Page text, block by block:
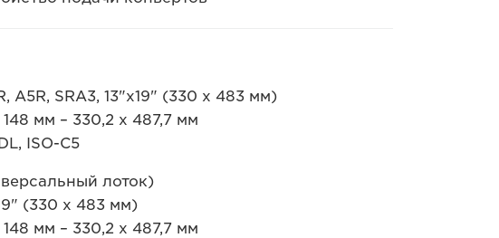
A5R, SRA3, 13"x19" (330 x 483 мм)
мм – 330,2 x 487,7 мм
ISO-C5
лоток)
(330 x 483 мм)
мм – 330,2 x 487,7 мм